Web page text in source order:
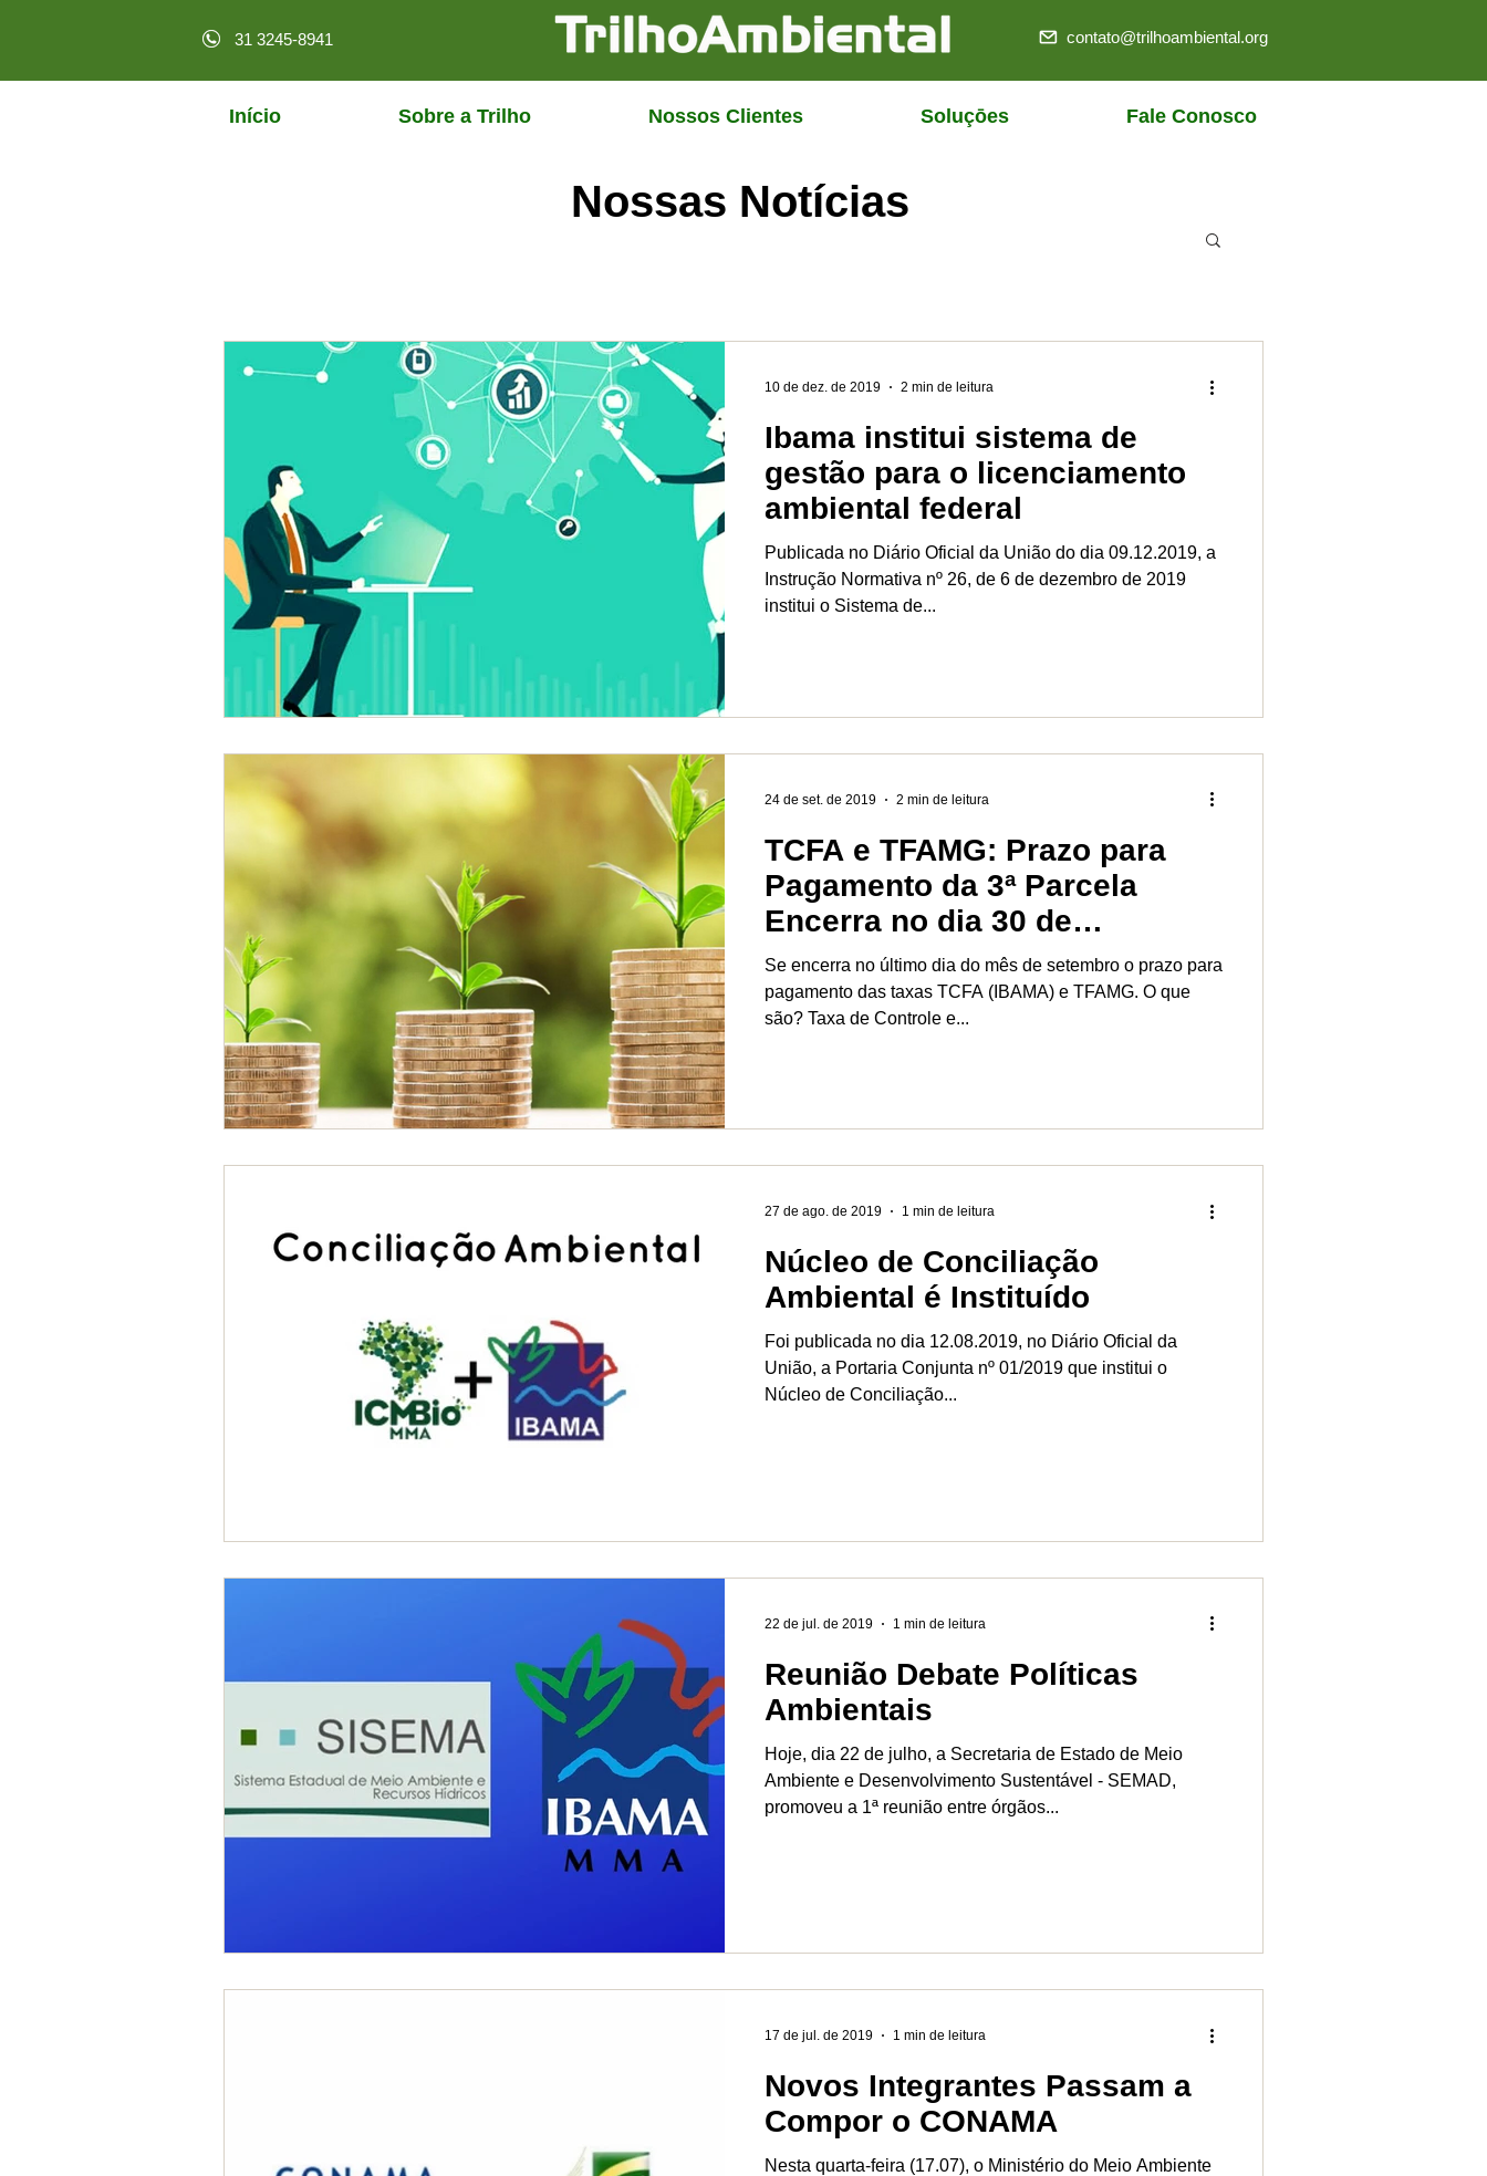
31 3245-8941 contato@trilhoambiental.org
Início Sobre a Trilho Nossos Clientes Soluçōes Fale Conosco
Nossas Notícias
Ibama institui sistema de
gestão para o licenciamento
ambiental federal
Publicada no Diário Oficial da União do dia 09.12.2019, a
Instrução Normativa nº 26, de 6 de dezembro de 2019
institui o Sistema de...
10 de dez. de 2019 2 min de leitura
TCFA e TFAMG: Prazo para
Pagamento da 3ª Parcela
Encerra no dia 30 de
Setembro
Se encerra no último dia do mês de setembro o prazo para
pagamento das taxas TCFA (IBAMA) e TFAMG. O que
são? Taxa de Controle e...
24 de set. de 2019 2 min de leitura
Núcleo de Conciliação
Ambiental é Instituído
Foi publicada no dia 12.08.2019, no Diário Oficial da
União, a Portaria Conjunta nº 01/2019 que institui o
Núcleo de Conciliação...
27 de ago. de 2019 1 min de leitura
Reunião Debate Políticas
Ambientais
Hoje, dia 22 de julho, a Secretaria de Estado de Meio
Ambiente e Desenvolvimento Sustentável - SEMAD,
promoveu a 1ª reunião entre órgãos...
22 de jul. de 2019 1 min de leitura
Novos Integrantes Passam a
Compor o CONAMA
Nesta quarta-feira (17.07), o Ministério do Meio Ambiente
17 de jul. de 2019 1 min de leitura